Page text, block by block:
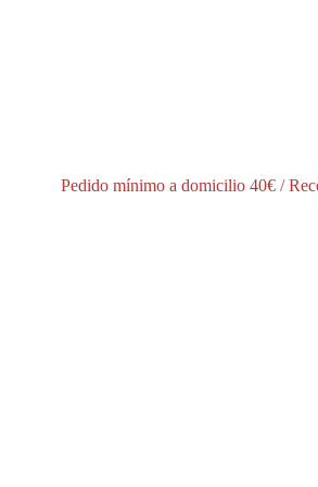
Pedido mínimo a domicilio 40€ /